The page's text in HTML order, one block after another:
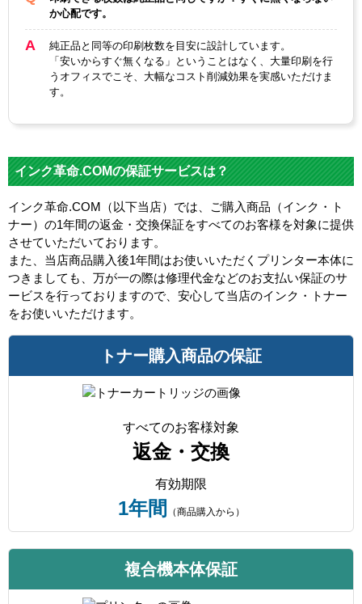
か心配です。
純正品と同等の印刷枚数を目安に設計しています。
「安いからすぐ無くなる」ということはなく、大量印刷を行
うオフィスでこそ、大幅なコスト削減効果を実感いただけま
す。
インク革命.COMの保証サービスは？
インク革命.COM（以下当店）では、ご購入商品（インク・ト
ナー）の1年間の返金・交換保証をすべてのお客様を対象に提供
させていただいております。
また、当店商品購入後1年間はお使いいただくプリンター本体に
つきましても、万が一の際は修理代金などのお支払い保証のサ
ービスを行っておりますので、安心して当店のインク・トナー
をお使いいただけます。
トナー購入商品の保証
すべてのお客様対象
返金・交換
有効期限
1年間 （商品購入から）
複合機本体保証